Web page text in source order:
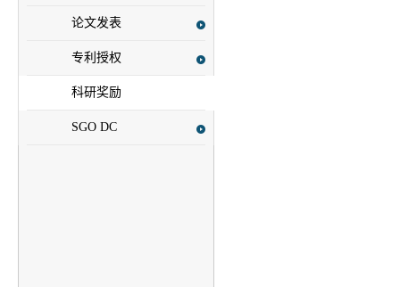
论文发表
专利授权
科研奖励
SGO DC